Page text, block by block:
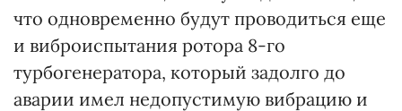
что одновременно будут проводиться еще
и виброиспытания ротора 8-го
турбогенератора, который задолго до
аварии имел недопустимую вибрацию и